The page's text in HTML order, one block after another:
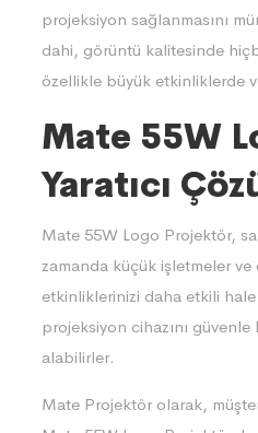
projeksiyon sağlanmasını
dahi, görüntü kalitesinde
özellikle büyük etkinliklerde
Mate 55W
Yaratıcı
Mate 55W Logo Projektör,
zamanda küçük işletmeler
etkinliklerinizi daha etkili
projeksiyon cihazını
alabilirler.
Mate Projektör olarak,